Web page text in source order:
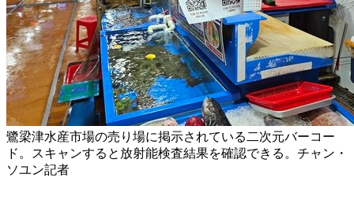
鷺梁津水産市場の売り場に掲示されている二次元バーコー
ド。スキャンすると放射能検査結果を確認できる。チャン・
ソユン記者